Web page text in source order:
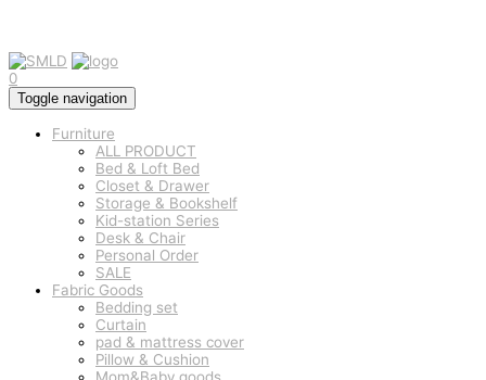
0
Toggle navigation
Furniture
ALL PRODUCT
Bed & Loft Bed
Closet & Drawer
Storage & Bookshelf
Kid-station Series
Desk & Chair
Personal Order
SALE
Fabric Goods
Bedding set
Curtain
pad & mattress cover
Pillow & Cushion